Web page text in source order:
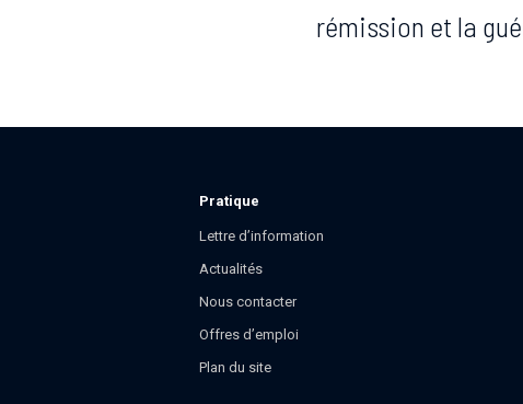
rémission et la
Pratique
Lettre d’information
Actualités
Nous contacter
Offres d’emploi
Plan du site